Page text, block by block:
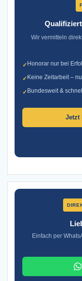
Wir vermitteln
✓Honorar nur bei
✓Keine Zeitarbeit –
✓Bundesweit &
Jetzt
Einfach per